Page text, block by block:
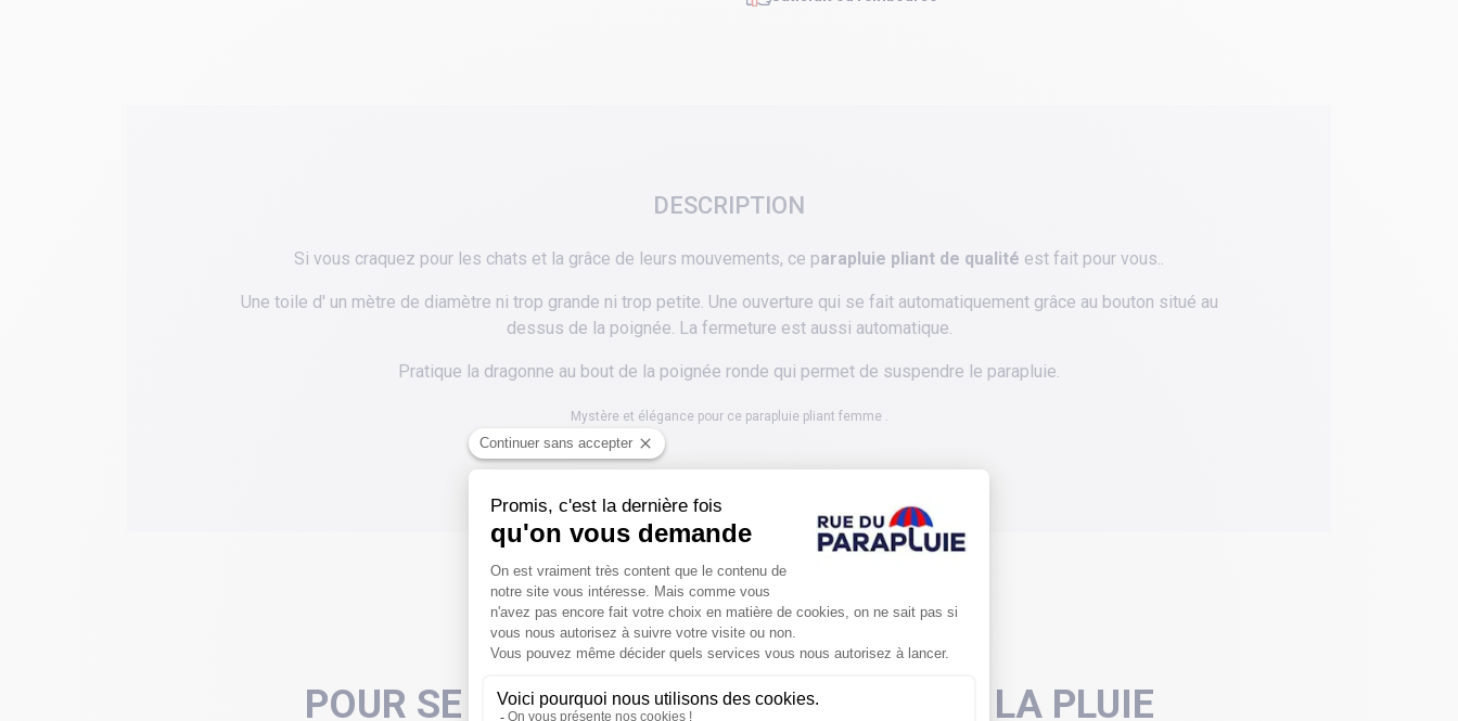
DESCRIPTION
Si vous craquez pour les chats et la grâce de leurs mouvements, ce parapluie pliant de qualité est fait pour vous..
Une toile d' un mètre de diamètre ni trop grande ni trop petite. Une ouverture qui se fait automatiquement grâce au bouton situé au
dessus de la poignée. La fermeture est aussi automatique.
Pratique la dragonne au bout de la poignée ronde qui permet de suspendre le parapluie.
Mystère et élégance pour ce parapluie pliant femme .
POUR SE PROTÉGER ENCORE PLUS DE LA PLUIE